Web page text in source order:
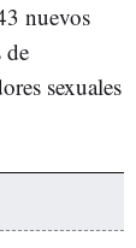
nuevos
de
sexuales